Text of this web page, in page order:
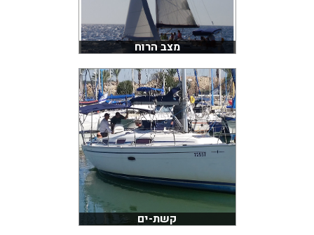
מצב הרוח
קשת-ים